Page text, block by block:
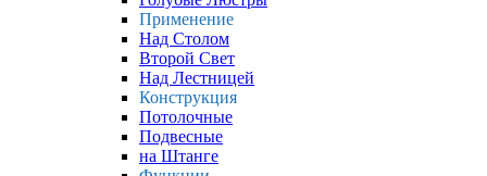
Применение
Над Столом
Второй Свет
Над Лестницей
Конструкция
Потолочные
Подвесные
на Штанге